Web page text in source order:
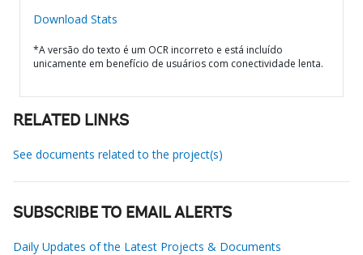
Download Stats
*A versão do texto é um OCR incorreto e está incluído
unicamente em benefício de usuários com conectividade lenta.
RELATED LINKS
See documents related to the project(s)
SUBSCRIBE TO EMAIL ALERTS
Daily Updates of the Latest Projects & Documents